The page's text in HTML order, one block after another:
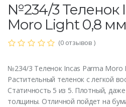
№234/3 Теленок
Moro Light 0,8
(0 отзывов )
№234/3 Теленок Incas Parma Moro
Растительный теленок с легкой
Статичность 5 из 5. Плотный,
толщины. Отличной пойдет на